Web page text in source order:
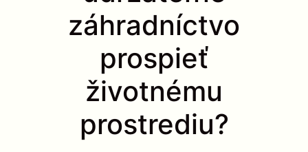
záhradníctvo
prospieť
životnému
prostrediu?